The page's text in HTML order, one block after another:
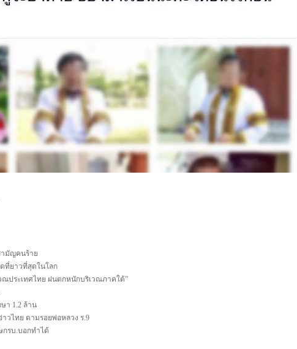
ามัญคนร้าย
ที่ยาวที่สุดในโลก
ประเทศไทย ฝนตกหนักบริเวณภาคใต้”
า 1.2 ล้าน
วไทย ตามรอยพ่อหลวง ร.9
กรบ.บอกทำได้